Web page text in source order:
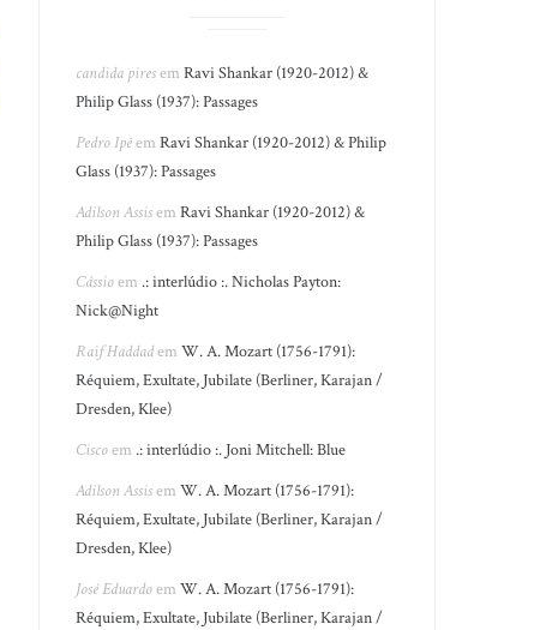
candida piresemRavi Shankar (1920-2012) &
Philip Glass (1937): Passages
Pedro IpêemRavi Shankar (1920-2012) & Philip
Glass (1937): Passages
Adilson AssisemRavi Shankar (1920-2012) &
Philip Glass (1937): Passages
Cássioem .: interlúdio :. Nicholas Payton:
Nick@Night
Raif HaddademW. A. Mozart (1756-1791):
Réquiem, Exultate, Jubilate (Berliner, Karajan /
Dresden, Klee)
Ciscoem .: interlúdio :. Joni Mitchell: Blue
Adilson AssisemW. A. Mozart (1756-1791):
Réquiem, Exultate, Jubilate (Berliner, Karajan /
Dresden, Klee)
José EduardoemW. A. Mozart (1756-1791):
Réquiem, Exultate, Jubilate (Berliner, Karajan /